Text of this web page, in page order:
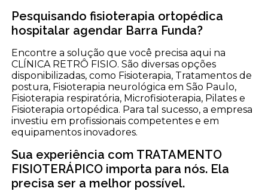
Pesquisando fisioterapia ortopédica
hospitalar agendar Barra Funda?
Encontre a solução que você precisa aqui na
CLÍNICA RETRÔ FISIO. São diversas opções
disponibilizadas, como Fisioterapia, Tratamentos de
postura, Fisioterapia neurológica em São Paulo,
Fisioterapia respiratória, Microfisioterapia, Pilates e
Fisioterapia ortopédica. Para tal sucesso, a empresa
investiu em profissionais competentes e em
equipamentos inovadores.
Sua experiência com TRATAMENTO
FISIOTERÁPICO importa para nós. Ela
precisa ser a melhor possível.